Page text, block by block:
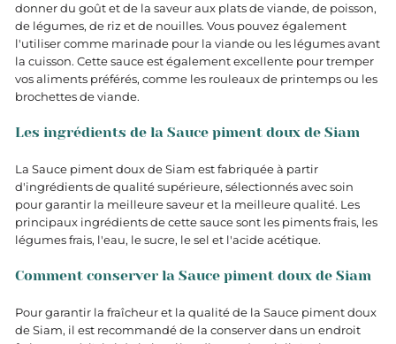
donner du goût et de la saveur aux plats de viande, de poisson,
de légumes, de riz et de nouilles. Vous pouvez également
l'utiliser comme marinade pour la viande ou les légumes avant
la cuisson. Cette sauce est également excellente pour tremper
vos aliments préférés, comme les rouleaux de printemps ou les
brochettes de viande.
Les ingrédients de la Sauce piment doux de Siam
La Sauce piment doux de Siam est fabriquée à partir
d'ingrédients de qualité supérieure, sélectionnés avec soin
pour garantir la meilleure saveur et la meilleure qualité. Les
principaux ingrédients de cette sauce sont les piments frais, les
légumes frais, l'eau, le sucre, le sel et l'acide acétique.
Comment conserver la Sauce piment doux de Siam
Pour garantir la fraîcheur et la qualité de la Sauce piment doux
de Siam, il est recommandé de la conserver dans un endroit